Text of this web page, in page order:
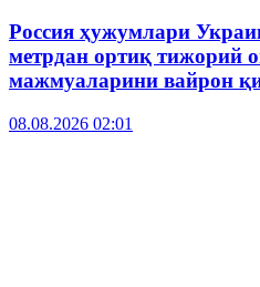
Россия ҳужумлари
метрдан ортиқ тижорий
мажмуаларини вайрон
08.08.2026 02:01